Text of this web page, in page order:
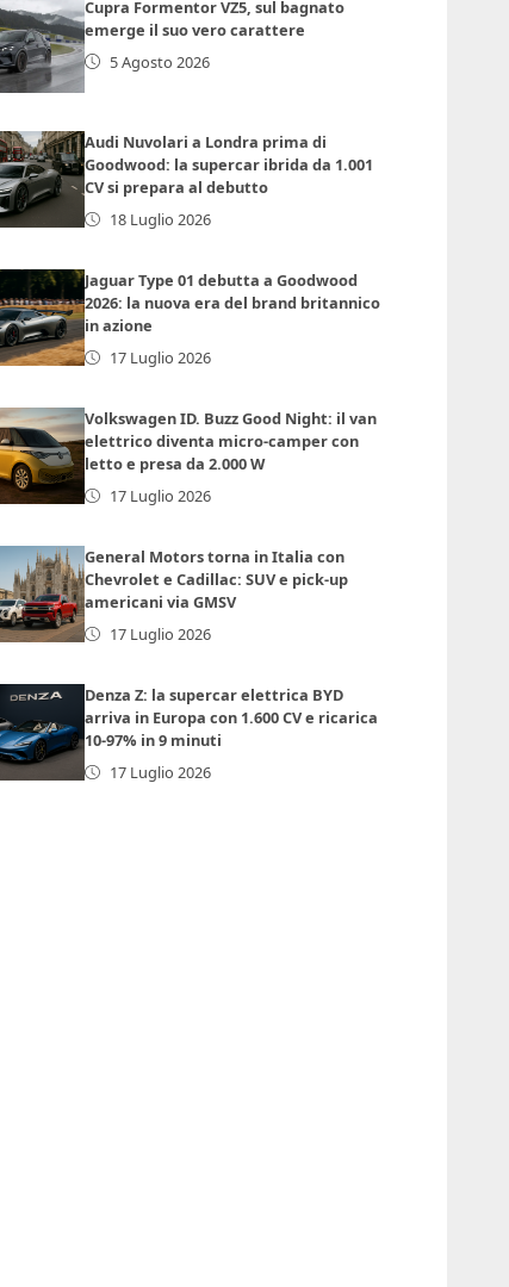
Cupra Formentor VZ5, sul bagnato
emerge il suo vero carattere
5 Agosto 2026
Audi Nuvolari a Londra prima di
Goodwood: la supercar ibrida da 1.001
CV si prepara al debutto
18 Luglio 2026
Jaguar Type 01 debutta a Goodwood
2026: la nuova era del brand britannico
in azione
17 Luglio 2026
Volkswagen ID. Buzz Good Night: il van
elettrico diventa micro-camper con
letto e presa da 2.000 W
17 Luglio 2026
General Motors torna in Italia con
Chevrolet e Cadillac: SUV e pick-up
americani via GMSV
17 Luglio 2026
Denza Z: la supercar elettrica BYD
arriva in Europa con 1.600 CV e ricarica
10-97% in 9 minuti
17 Luglio 2026